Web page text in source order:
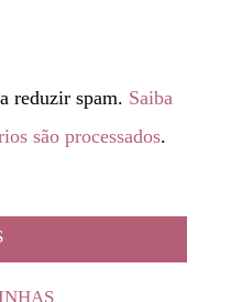
reduzir spam. Saiba
são processados.